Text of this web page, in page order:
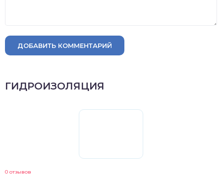
ДОБАВИТЬ КОММЕНТАРИЙ
ГИДРОИЗОЛЯЦИЯ
0 отзывов